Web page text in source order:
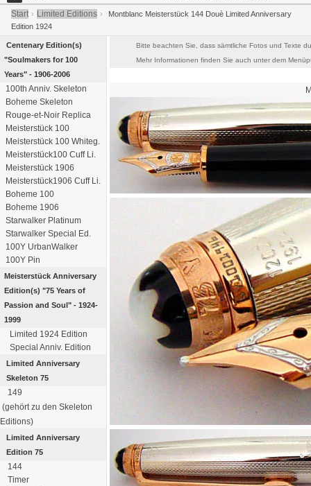
Start › Limited Editions ›
Montblanc Meisterstück 144 Douè Limited Anniversary
Edition 1924
Centenary Edition(s)
"Soulmakers for 100
Years" - 1906-2006
100th Anniv. Skeleton
Boheme Skeleton
Rouge-et-Noir Replica
Meisterstück 100
Meisterstück 100 Whiteg.
Meisterstück100 Cuff Li.
Meisterstück 1906
Meisterstück1906 Cuff Li.
Boheme 100
Boheme 1906
Starwalker Platinum
Starwalker Special Ed.
100Y UrbanWalker
100Y Pin
Meisterstück Anniversary
Edition(s) "75 Years of
Passion and Soul" - 1924-
1999
Limited 1924 Edition
Special Anniv. Edition
Limited Anniversary
Skeleton 75
149
(gehört zu den Skeleton
Editions)
Limited Anniversary
Edition 75
144
Timer
Bitte beachten Sie, dass sämtliche Fotos und Texte
Mehr Informationen finden Sie auch unter dem